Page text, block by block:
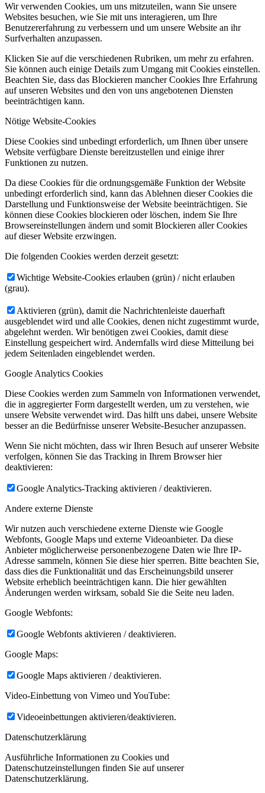
Wir verwenden Cookies, um uns mitzuteilen, wann Sie unsere
Websites besuchen, wie Sie mit uns interagieren, um Ihre
Benutzererfahrung zu verbessern und um unsere Website an ihr
Surfverhalten anzupassen.
Klicken Sie auf die verschiedenen Rubriken, um mehr zu erfahren.
Sie können auch einige Details zum Umgang mit Cookies einstellen.
Beachten Sie, dass das Blockieren mancher Cookies Ihre Erfahrung
auf unseren Websites und den von uns angebotenen Diensten
beeinträchtigen kann.
Nötige Website-Cookies
Diese Cookies sind unbedingt erforderlich, um Ihnen über unsere
Website verfügbare Dienste bereitzustellen und einige ihrer
Funktionen zu nutzen.
Da diese Cookies für die ordnungsgemäße Funktion der Website
unbedingt erforderlich sind, kann das Ablehnen dieser Cookies die
Darstellung und Funktionsweise der Website beeinträchtigen. Sie
können diese Cookies blockieren oder löschen, indem Sie Ihre
Browsereinstellungen ändern und somit Blockieren aller Cookies
auf dieser Website erzwingen.
Die folgenden Cookies werden derzeit gesetzt:
Wichtige Website-Cookies erlauben (grün) / nicht erlauben
(grau).
Aktivieren (grün), damit die Nachrichtenleiste dauerhaft
ausgeblendet wird und alle Cookies, denen nicht zugestimmt wurde,
abgelehnt werden. Wir benötigen zwei Cookies, damit diese
Einstellung gespeichert wird. Andernfalls wird diese Mitteilung bei
jedem Seitenladen eingeblendet werden.
Google Analytics Cookies
Diese Cookies werden zum Sammeln von Informationen verwendet,
die in aggregierter Form dargestellt werden, um zu verstehen, wie
unsere Website verwendet wird. Das hilft uns dabei, unsere Website
besser an die Bedürfnisse unserer Website-Besucher anzupassen.
Wenn Sie nicht möchten, dass wir Ihren Besuch auf unserer Website
verfolgen, können Sie das Tracking in Ihrem Browser hier
deaktivieren:
Google Analytics-Tracking aktivieren / deaktivieren.
Andere externe Dienste
Wir nutzen auch verschiedene externe Dienste wie Google
Webfonts, Google Maps und externe Videoanbieter. Da diese
Anbieter möglicherweise personenbezogene Daten wie Ihre IP-
Adresse sammeln, können Sie diese hier sperren. Bitte beachten Sie,
dass dies die Funktionalität und das Erscheinungsbild unserer
Website erheblich beeinträchtigen kann. Die hier gewählten
Änderungen werden wirksam, sobald Sie die Seite neu laden.
Google Webfonts:
Google Webfonts aktivieren / deaktivieren.
Google Maps:
Google Maps aktivieren / deaktivieren.
Video-Einbettung von Vimeo und YouTube:
Videoeinbettungen aktivieren/deaktivieren.
Datenschutzerklärung
Ausführliche Informationen zu Cookies und
Datenschutzeinstellungen finden Sie auf unserer
Datenschutzerklärung.